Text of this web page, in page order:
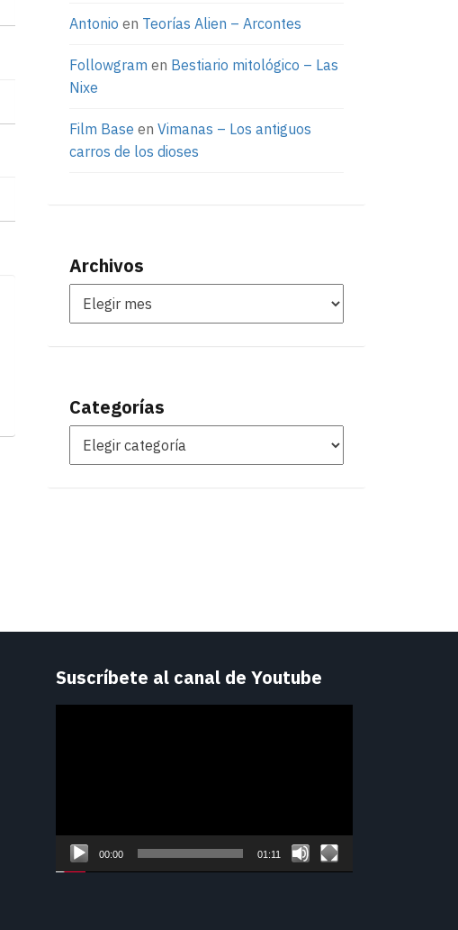
Antonio en Teorías Alien – Arcontes
Followgram en Bestiario mitológico – Las
Nixe
Film Base en Vimanas – Los antiguos
carros de los dioses
Archivos
Categorías
Suscríbete al canal de Youtube
00:00 01:11